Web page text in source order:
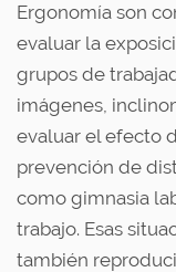
Ergonomía son
evaluar la
grupos de
imágenes,
evaluar el efecto
prevención de
como gimnasia
trabajo. Esas
también